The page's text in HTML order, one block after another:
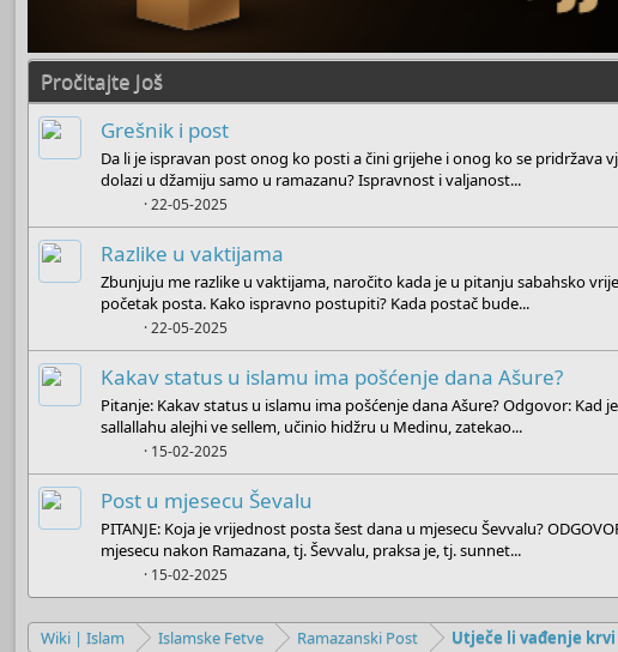
Pročitajte Još
Grešnik i post
Da li je ispravan post onog ko posti a čini grijehe i onog ko se pridržava
dolazi u džamiju samo u ramazanu? Ispravnost i valjanost...
22-05-2025
Razlike u vaktijama
Zbunjuju me razlike u vaktijama, naročito kada je u pitanju sabahsko
početak posta. Kako ispravno postupiti? Kada postač bude...
22-05-2025
Kakav status u islamu ima pošćenje dana Ašure?
Pitanje: Kakav status u islamu ima pošćenje dana Ašure? Odgovor: Kad
sallallahu alejhi ve sellem, učinio hidžru u Medinu, zatekao...
15-02-2025
Post u mjesecu Ševalu
PITANJE: Koja je vrijednost posta šest dana u mjesecu Ševvalu?
mjesecu nakon Ramazana, tj. Ševvalu, praksa je, tj. sunnet...
15-02-2025
Wiki | Islam Islamske Fetve Ramazanski Post